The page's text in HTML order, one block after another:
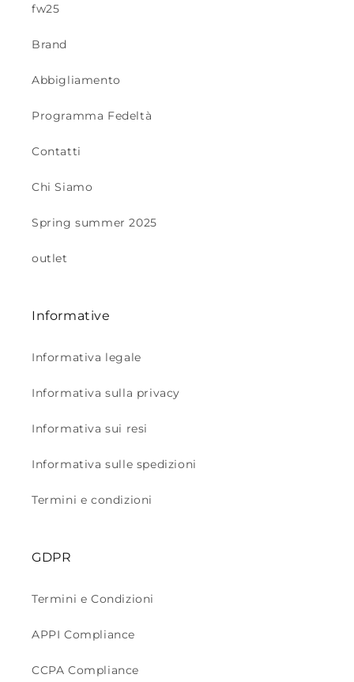
fw25
Brand
Abbigliamento
Programma Fedeltà
Contatti
Chi Siamo
Spring summer 2025
outlet
Informative
Informativa legale
Informativa sulla privacy
Informativa sui resi
Informativa sulle spedizioni
Termini e condizioni
GDPR
Termini e Condizioni
APPI Compliance
CCPA Compliance